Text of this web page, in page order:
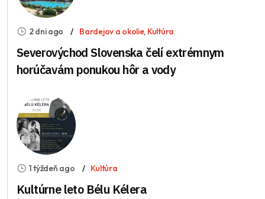
2 dni ago Bardejov a okolie, Kultúra
Severovýchod Slovenska čelí extrémnym
horúčavám ponukou hôr a vody
1 týždeň ago Kultúra
Kultúrne leto Bélu Kélera